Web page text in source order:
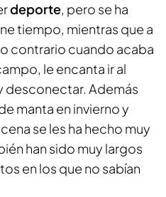
deporte, pero se ha
tiempo, mientras que a
contrario cuando acaba
le encanta ir al
desconectar. Además
manta en invierno y
se les ha hecho muy
han sido muy largos
en los que no sabían